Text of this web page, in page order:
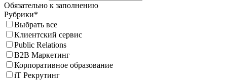
Обязательно к заполнению
Рубрики*
Выбрать все
Клиентский сервис
Public Relations
B2B Маркетинг
Корпоративное образование
iT Рекрутинг